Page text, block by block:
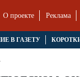
О проекте Реклама
В ГАЗЕТУ